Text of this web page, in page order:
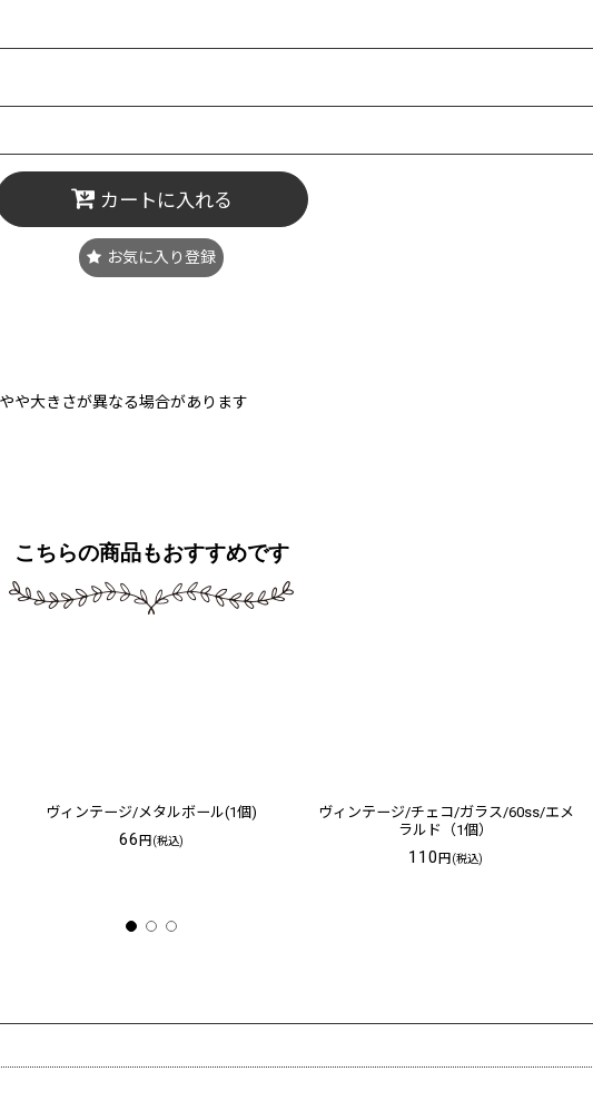
カートに入れる
お気に入り登録
や大きさが異なる場合があります
こちらの商品もおすすめです
ヴィンテージ/メタルボール(1個)
66円(税込)
ヴィンテージ/チェコ/ガラス/60ss/エメ
ラルド（1個）
110円(税込)